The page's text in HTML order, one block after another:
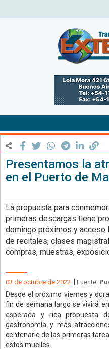
Presentamos la
en el Puerto de
La propuesta para
primeras descargas tiene
domingo próximos y acceso
de recitales, clases
compras, muestras,
03 de octubre de 2022 Fuente:
Desde el próximo viernes y
fin de semana largo se vivirá
esperada y rica propuesta
gastronomía y más
centenario de las primeras
estos muelles.